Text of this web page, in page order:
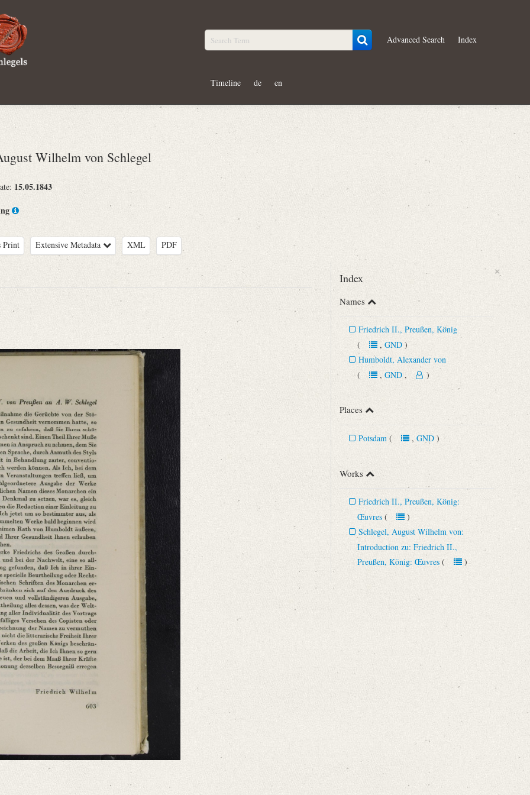
Advanced Search Index
Timeline de en
Wilhelm von Schlegel
15.05.1843
Print Extensive Metadata XML PDF
und erläutert durch Josef Körner. Bd. 1. Zürich u.a. 1930, S. 603.
von der Störung Ihrer bisher so wohl erhaltenen Gesundheit vernommen hatte, so ist [...]“
×
Index
Names
Friedrich II., Preußen, König
(, GND)
Humboldt, Alexander von
(, GND, )
Places
Potsdam (, GND)
Works
Friedrich II., Preußen, König:
Œuvres ()
Schlegel, August Wilhelm von:
Introduction zu: Friedrich II.,
Preußen, König: Œuvres ()